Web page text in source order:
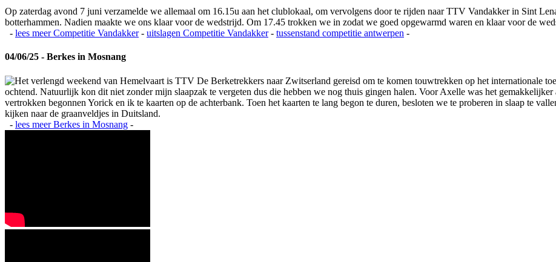
Op zaterdag avond 7 juni verzamelde we allemaal om 16.15u aan het clublokaal, om vervolgens door te rijden naar TTV Vandakker in Sint
botterhammen. Nadien maakte we ons klaar voor de wedstrijd. Om 17.45 trokken we in zodat we goed opgewarmd waren en klaar voor de
- lees meerCompetitie Vandakker- uitslagen Competitie Vandakker- tussenstand competitie antwerpen -
04/06/25 - Berkes in Mosnang
Het verlengd weekend van Hemelvaart is TTV De Berketrekkers naar Zwitserland gereisd om te komen touwtrekken op het internationale
ochtend. Natuurlijk kon dit niet zonder mijn slaapzak te vergeten dus die hebben we nog thuis gingen halen. Voor Axelle was het
vertrokken begonnen Yorick en ik te kaarten op de achterbank. Toen het kaarten te lang begon te duren, besloten we te proberen in slaap te
kijken naar de graanveldjes in Duitsland.
- lees meerBerkes in Mosnang -